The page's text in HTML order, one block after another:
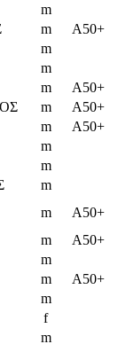
m
m Α50+
m
m
m Α50+
m Α50+
m Α50+
m
m
m
m Α50+
m Α50+
m
m Α50+
m
f
m